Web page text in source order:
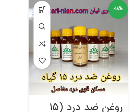
-18%
روغن ضد درد (۱۵